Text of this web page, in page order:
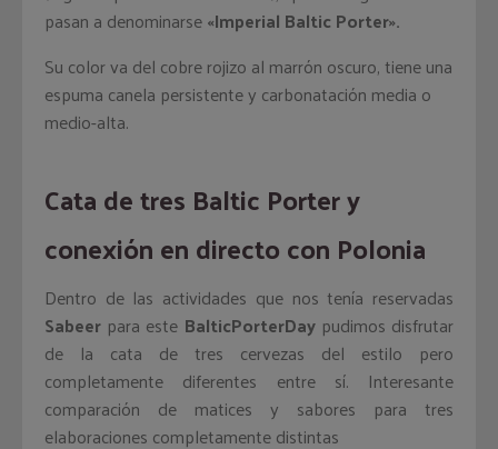
pasan a denominarse«Imperial Baltic Porter».
Su color va del cobre rojizo al marrón oscuro, tiene una
espuma canela persistente y carbonatación media o
medio-alta.
Cata de tres Baltic Porter y
conexión en directo con Polonia
Dentro de las actividades que nos tenía reservadas
Sabeer para este BalticPorterDaypudimos disfrutar
de la cata de tres cervezas del estilo pero
completamente diferentes entre sí. Interesante
comparación de matices y sabores para tres
elaboraciones completamente distintas